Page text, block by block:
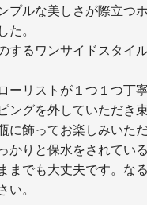
プルな美しさが際立つ
。
するワンサイドスタイ
ーリストが１つ１つ丁
ングを外していただき
に飾ってお楽しみいただ
かりと保水をされてい
までも大丈夫です。な
。